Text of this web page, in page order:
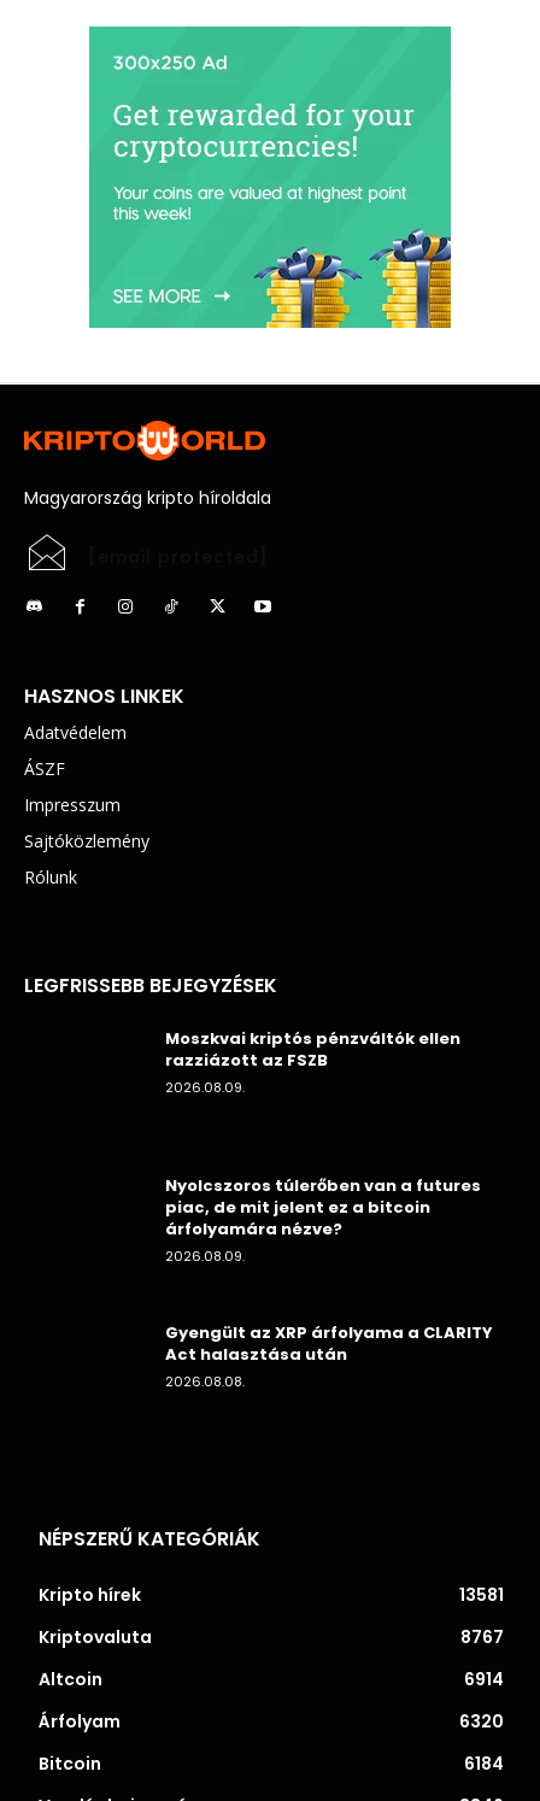
Magyarország kripto híroldala
HASZNOS LINKEK
Adatvédelem
ÁSZF
Impresszum
Sajtóközlemény
Rólunk
LEGFRISSEBB BEJEGYZÉSEK
Moszkvai kriptós pénzváltók ellen
razziázott az FSZB
2026.08.09.
Nyolcszoros túlerőben van a futures
piac, de mit jelent ez a bitcoin
árfolyamára nézve?
2026.08.09.
Gyengült az XRP árfolyama a CLARITY
Act halasztása után
2026.08.08.
NÉPSZERŰ KATEGÓRIÁK
Kripto hírek
13581
Kriptovaluta
8767
Altcoin
6914
Árfolyam
6320
Bitcoin
6184